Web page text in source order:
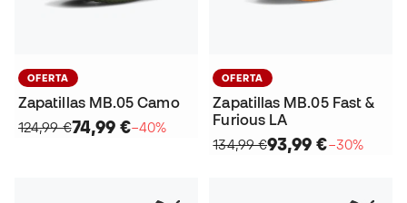
OFERTA
Zapatillas MB.05 Camo
124,99 €74,99 €−40%
OFERTA
Zapatillas MB.05 Fast &
Furious LA
134,99 €93,99 €−30%